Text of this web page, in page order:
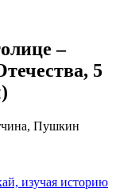
–
5
, Пушкин